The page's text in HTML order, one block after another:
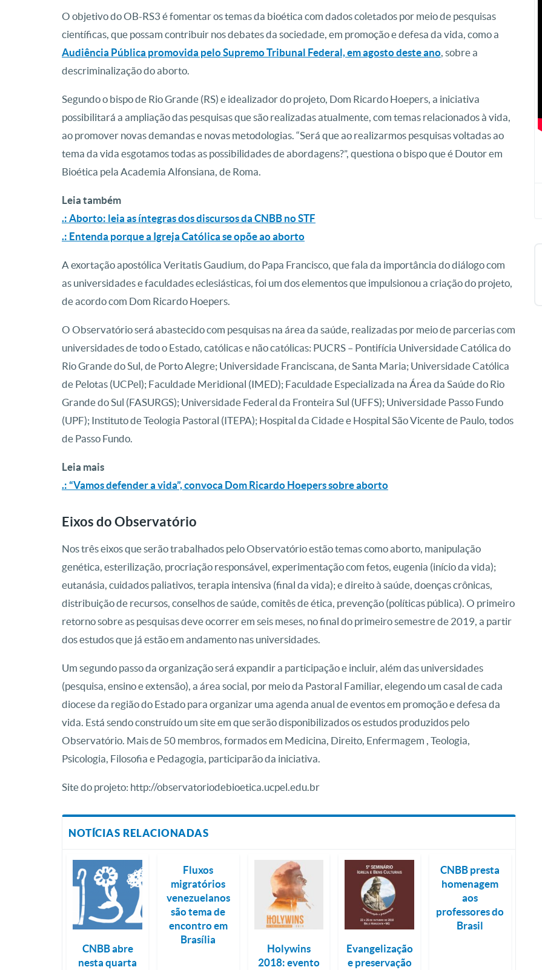
O objetivo do OB-RS3 é fomentar os temas da bioética com dados coletados por meio de pesquisas
científicas, que possam contribuir nos debates da sociedade, em promoção e defesa da vida, como a
Audiência Pública promovida pelo Supremo Tribunal Federal, em agosto deste ano, sobre a
descriminalização do aborto.
Segundo o bispo de Rio Grande (RS) e idealizador do projeto, Dom Ricardo Hoepers, a iniciativa
possibilitará a ampliação das pesquisas que são realizadas atualmente, com temas relacionados à vida,
ao promover novas demandas e novas metodologias. “Será que ao realizarmos pesquisas voltadas ao
tema da vida esgotamos todas as possibilidades de abordagens?”, questiona o bispo que é Doutor em
Bioética pela Academia Alfonsiana, de Roma.
Leia também
.: Aborto: leia as íntegras dos discursos da CNBB no STF
.: Entenda porque a Igreja Católica se opõe ao aborto
A exortação apostólica Veritatis Gaudium, do Papa Francisco, que fala da importância do diálogo com
as universidades e faculdades eclesiásticas, foi um dos elementos que impulsionou a criação do projeto,
de acordo com Dom Ricardo Hoepers.
O Observatório será abastecido com pesquisas na área da saúde, realizadas por meio de parcerias com
universidades de todo o Estado, católicas e não católicas: PUCRS – Pontifícia Universidade Católica do
Rio Grande do Sul, de Porto Alegre; Universidade Franciscana, de Santa Maria; Universidade Católica
de Pelotas (UCPel); Faculdade Meridional (IMED); Faculdade Especializada na Área da Saúde do Rio
Grande do Sul (FASURGS); Universidade Federal da Fronteira Sul (UFFS); Universidade Passo Fundo
(UPF); Instituto de Teologia Pastoral (ITEPA); Hospital da Cidade e Hospital São Vicente de Paulo, todos
de Passo Fundo.
Leia mais
.: “Vamos defender a vida”, convoca Dom Ricardo Hoepers sobre aborto
Eixos do Observatório
Nos três eixos que serão trabalhados pelo Observatório estão temas como aborto, manipulação
genética, esterilização, procriação responsável, experimentação com fetos, eugenia (início da vida);
eutanásia, cuidados paliativos, terapia intensiva (final da vida); e direito à saúde, doenças crônicas,
distribuição de recursos, conselhos de saúde, comitês de ética, prevenção (políticas pública). O primeiro
retorno sobre as pesquisas deve ocorrer em seis meses, no final do primeiro semestre de 2019, a partir
dos estudos que já estão em andamento nas universidades.
Um segundo passo da organização será expandir a participação e incluir, além das universidades
(pesquisa, ensino e extensão), a área social, por meio da Pastoral Familiar, elegendo um casal de cada
diocese da região do Estado para organizar uma agenda anual de eventos em promoção e defesa da
vida. Está sendo construído um site em que serão disponibilizados os estudos produzidos pelo
Observatório. Mais de 50 membros, formados em Medicina, Direito, Enfermagem , Teologia,
Psicologia, Filosofia e Pedagogia, participarão da iniciativa.
Site do projeto: http://observatoriodebioetica.ucpel.edu.br
NOTÍCIAS RELACIONADAS
CNBB abre
nesta quarta
Fluxos
migratórios
venezuelanos
são tema de
encontro em
Brasília
Holywins
2018: evento
Evangelização
e preservação
CNBB presta
homenagem
aos
professores do
Brasil